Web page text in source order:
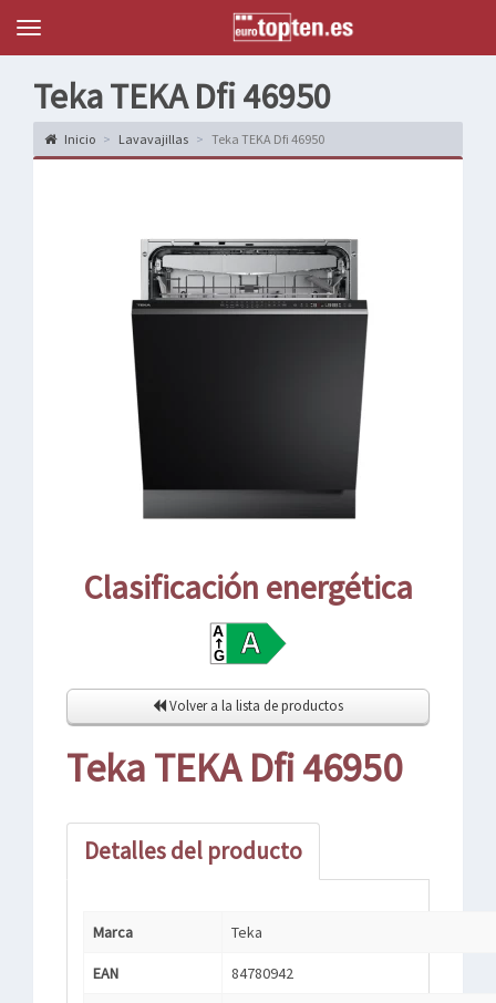
Topten
Menu
Teka TEKA Dfi 46950
Inicio Lavavajillas Teka TEKA Dfi 46950
Clasificación energética
Volver a la lista de productos
Teka TEKA Dfi 46950
Detalles del producto
Marca Teka
EAN 84780942